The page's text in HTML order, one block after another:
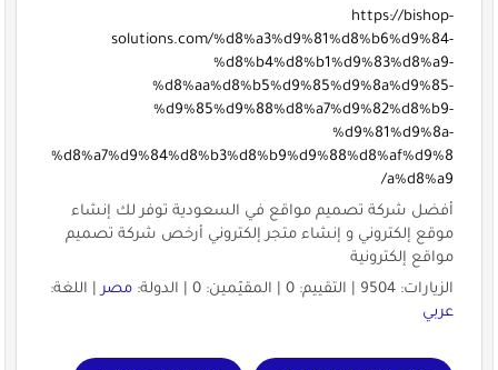
https://bishop-
solutions.com/%d8%a3%d9%81%d8%b6%d9%84-
%d8%b4%d8%b1%d9%83%d8%a9-
%d8%aa%d8%b5%d9%85%d9%8a%d9%85-
%d9%85%d9%88%d8%a7%d9%82%d8%b9-
%d9%81%d9%8a-
%d8%a7%d9%84%d8%b3%d8%b9%d9%88%d8%af%d9%8
a%d8%a9/
أفضل شركة تصميم مواقع في السعودية توفر لك إنشاء
موقع إلكتروني و إنشاء متجر إلكتروني أرخص شركة تصميم
مواقع إلكترونية
الزيارات: 9504 | التقييم: 0 | المقيّمين: 0 | الدولة:
مصر| اللغة:
عربي